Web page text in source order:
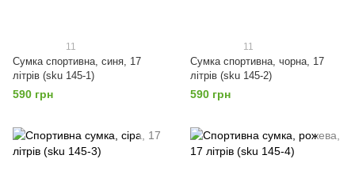
11
Сумка спортивна, синя, 17
літрів (sku 145-1)
590 грн
11
Сумка спортивна, чорна, 17
літрів (sku 145-2)
590 грн